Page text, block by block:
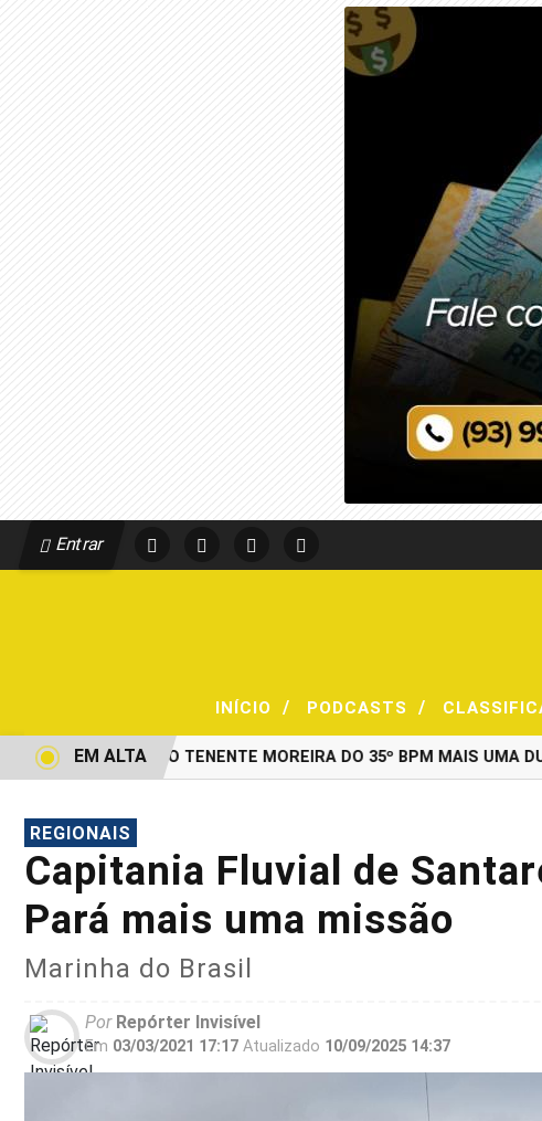
Entrar
INÍCIO / PODCASTS /
AO COMANDO DO TENENTE MOREIRA DO 35º BPM MAIS UMA
EM ALTA
REGIONAIS
Capitania Fluvial de
Pará mais uma missão
Marinha do Brasil
PorRepórter Invisível
Em 03/03/2021 17:17 Atualizado 10/09/2025 14:37